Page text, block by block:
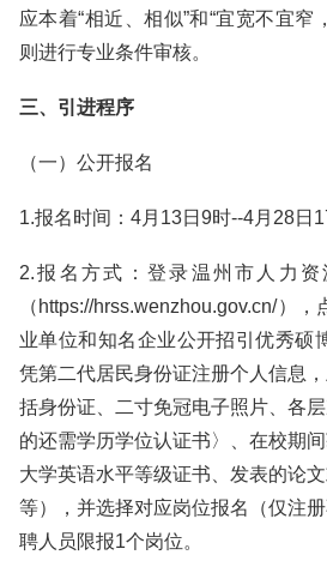
应本着“相近、相似”和“宜宽不宜窄
则进行专业条件审核。
三、引进程序
（一）公开报名
1.报名时间：4月13日9时--4月28日
2.报名方式：登录温州市人力
（https://hrss.wenzhou.gov.cn/）
业单位和知名企业公开招引优秀硕
凭第二代居民身份证注册个人信息
括身份证、二寸免冠电子照片、各
的还需学历学位认证书〉、在校期
大学英语水平等级证书、发表的论
等），并选择对应岗位报名（仅注
聘人员限报1个岗位。